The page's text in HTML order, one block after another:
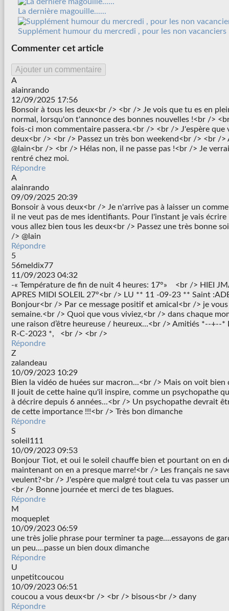
La dernière magouille......
Supplément humour du mercredi , pour les non vacanciers
Commenter cet article
Ajouter un commentaire
A
alainrando
12/09/2025 17:56
Bonsoir à tous les deux<br /> <br /> Je vois que tu es en
normal, lorsqu'on t'annonce des bonnes nouvelles !<br />
fois-ci mon commentaire passera.<br /> <br /> J'espère que
deux<br /> <br /> Passez un très bon weekend<br /> <br /
@lain<br /> <br /> Hélas non, il ne passe pas !<br /> Je
rentré chez moi.
Répondre
A
alainrando
09/09/2025 20:39
Bonsoir à vous deux<br /> Je n'arrive pas à laisser un
il ne veut pas de mes identifiants. Pour l'instant je vais
vous allez bien tous les deux<br /> Passez une très bonne
/> @lain
Répondre
5
56meldix77
11/09/2023 04:32
-« Température de fin de nuit 4 heures: 17°» <br /> HIEI
APRES MIDI SOLEIL 27°<br /> LU ** 11 -09-23 ** Saint
Bonjour<br /> Par ce message positif et amical<br /> je
semaine.<br /> Quoi que vous viviez,<br /> dans chaque
une raison d’être heureuse / heureux…<br /> Amitiés *--
R-C-2023 *, <br /> <br />
Répondre
Z
zalandeau
10/09/2023 10:29
Bien la vidéo de huées sur macron...<br /> Mais on voit bien
Il jouit de cette haine qu'il inspire, comme un psychopathe
à décrire depuis 6 années...<br /> Un psychopathe devrait
de cette importance !!!<br /> Très bon dimanche
Répondre
S
soleil111
10/09/2023 09:53
Bonjour Tiot, et oui le soleil chauffe bien et pourtant on en
maintenant on en a presque marre!<br /> Les français ne
veulent?<br /> J'espère que malgré tout cela tu vas passer
<br /> Bonne journée et merci de tes blagues.
Répondre
M
moqueplet
10/09/2023 06:59
une très jolie phrase pour terminer ta page....essayons de
un peu....passe un bien doux dimanche
Répondre
U
unpetitcoucou
10/09/2023 06:51
coucou a vous deux<br /> <br /> bisous<br /> dany
Répondre